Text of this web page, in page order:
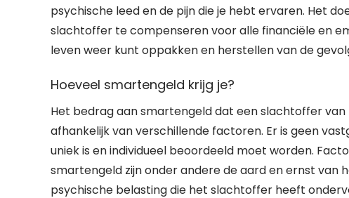
psychische leed en de pijn die je hebt ervaren. Het
slachtoffer te compenseren voor alle financiële en
leven weer kunt oppakken en herstellen van de
Hoeveel smartengeld krijg je?
Het bedrag aan smartengeld dat een slachtoffer
afhankelijk van verschillende factoren. Er is geen
uniek is en individueel beoordeeld moet worden.
smartengeld zijn onder andere de aard en ernst van
psychische belasting die het slachtoffer heeft